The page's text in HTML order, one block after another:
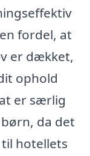
fordel, at
er dækket,
ophold
er særlig
da det
hotellets